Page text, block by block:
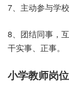
7、主动参与学
8、团结同事，
干实事、正事。
小学教师岗